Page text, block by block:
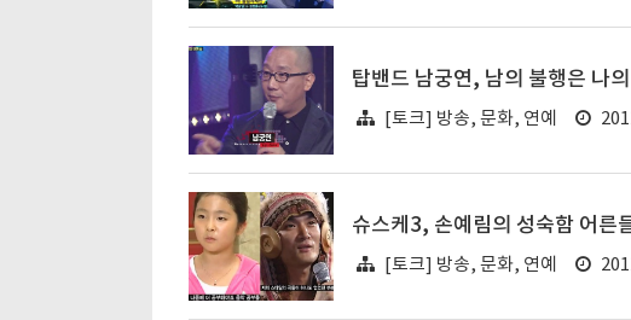
탑밴드 남궁연, 남의 불행은 나
[토크] 방송, 문화, 연예
슈스케3, 손예림의 성숙함 어른
[토크] 방송, 문화, 연예